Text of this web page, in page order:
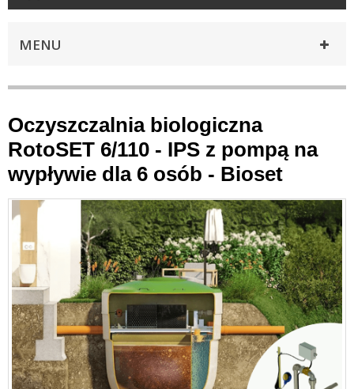
MENU
Oczyszczalnia biologiczna
RotoSET 6/110 - IPS z pompą na
wypływie dla 6 osób - Bioset